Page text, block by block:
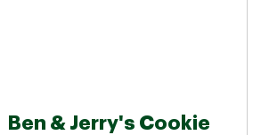
Ben & Jerry's Cookie